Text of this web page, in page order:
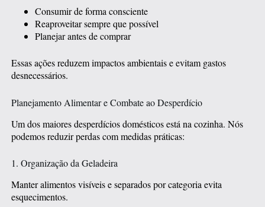
Consumir de forma consciente
Reaproveitar sempre que possível
Planejar antes de comprar
Essas ações reduzem impactos ambientais e evitam gastos
desnecessários.
Planejamento Alimentar e Combate ao Desperdício
Um dos maiores desperdícios domésticos está na cozinha. Nós
podemos reduzir perdas com medidas práticas:
1. Organização da Geladeira
Manter alimentos visíveis e separados por categoria evita
esquecimentos.